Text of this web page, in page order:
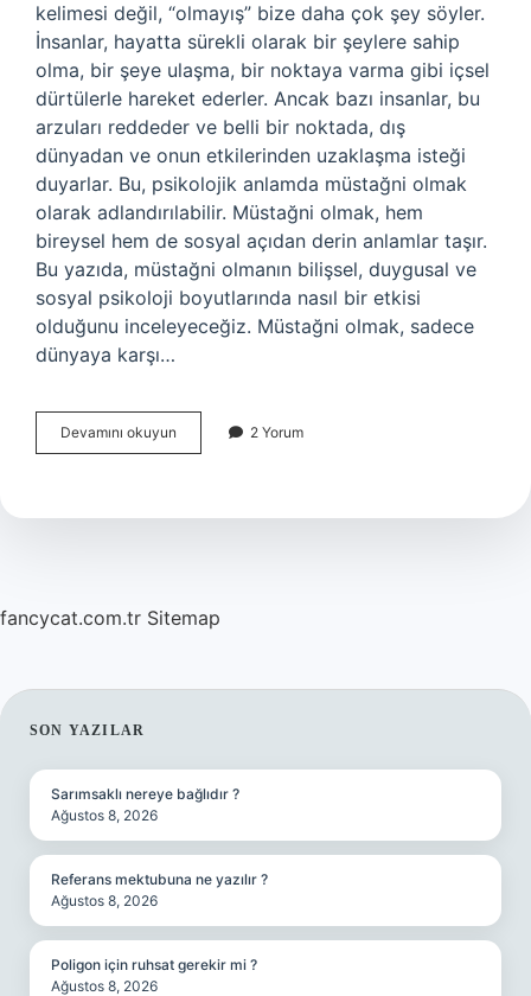
kelimesi değil, “olmayış” bize daha çok şey söyler.
İnsanlar, hayatta sürekli olarak bir şeylere sahip
olma, bir şeye ulaşma, bir noktaya varma gibi içsel
dürtülerle hareket ederler. Ancak bazı insanlar, bu
arzuları reddeder ve belli bir noktada, dış
dünyadan ve onun etkilerinden uzaklaşma isteği
duyarlar. Bu, psikolojik anlamda müstağni olmak
olarak adlandırılabilir. Müstağni olmak, hem
bireysel hem de sosyal açıdan derin anlamlar taşır.
Bu yazıda, müstağni olmanın bilişsel, duygusal ve
sosyal psikoloji boyutlarında nasıl bir etkisi
olduğunu inceleyeceğiz. Müstağni olmak, sadece
dünyaya karşı…
Devamını okuyun Müstağni
olmak
gelir
2 Yorum
fancycat.com.tr Sitemap
SIDEBAR
SON YAZILAR
Sarımsaklı nereye bağlıdır ?
Ağustos 8, 2026
Referans mektubuna ne yazılır ?
Ağustos 8, 2026
Poligon için ruhsat gerekir mi ?
Ağustos 8, 2026